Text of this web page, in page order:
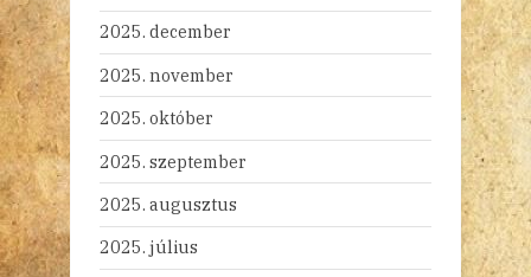
2025. december
2025. november
2025. október
2025. szeptember
2025. augusztus
2025. július